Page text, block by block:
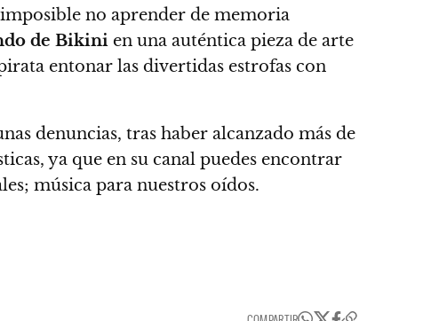
imposible no aprender de memoria
de Bikini en una auténtica pieza de arte
entonar las divertidas estrofas con
denuncias, tras haber alcanzado más de
ya que en su canal puedes encontrar
música para nuestros oídos.